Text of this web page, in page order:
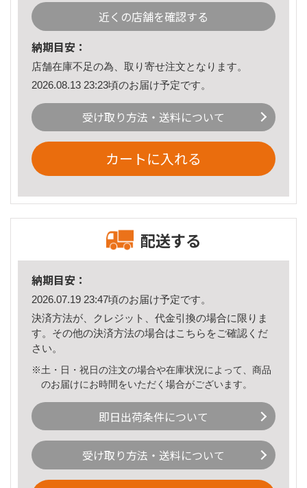
近くの店舗を確認する
納期目安：
店舗在庫不足の為、取り寄せ注文となります。
2026.08.13 23:23頃のお届け予定です。
受け取り方法・送料について
カートに入れる
配送する
納期目安：
2026.07.19 23:47頃のお届け予定です。
決済方法が、クレジット、代金引換の場合に限りま
す。その他の決済方法の場合はこちら をご確認くだ
さい。
※土・日・祝日の注文の場合や在庫状況によって、商品
のお届けにお時間をいただく場合がございます。
即日出荷条件について
受け取り方法・送料について